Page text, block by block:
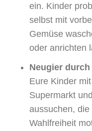
ein. Kinder
selbst mit
Gemüse
oder anrichten
Neugier
Eure Kinder
Supermarkt
aussuchen,
Wahlfreiheit